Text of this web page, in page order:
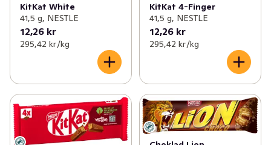
KitKat White
41,5 g, NESTLE
12,26 kr
295,42 kr /kg
KitKat 4-Finger
41,5 g, NESTLE
12,26 kr
295,42 kr /kg